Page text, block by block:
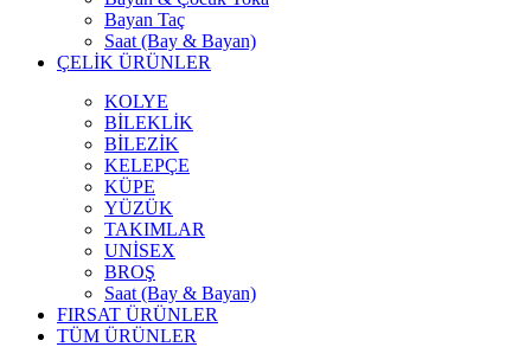
Bayan Taç
Saat (Bay & Bayan)
ÇELİK ÜRÜNLER
KOLYE
BİLEKLİK
BİLEZİK
KELEPÇE
KÜPE
YÜZÜK
TAKIMLAR
UNİSEX
BROŞ
Saat (Bay & Bayan)
FIRSAT ÜRÜNLER
TÜM ÜRÜNLER